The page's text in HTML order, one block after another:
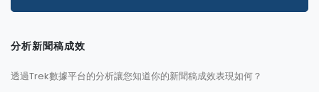
分析新聞稿成效
透過Trek數據平台的分析讓您知道你的新聞稿成效表現如何？